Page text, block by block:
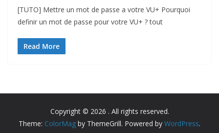
[TUTO] Mettre un mot de passe a votre VU+ Pourquoi
definir un mot de passe pour votre VU+ ? tout
Read More
Copyright © 2026 . All rights reserved.
Theme: ColorMag by ThemeGrill. Powered by WordPress.